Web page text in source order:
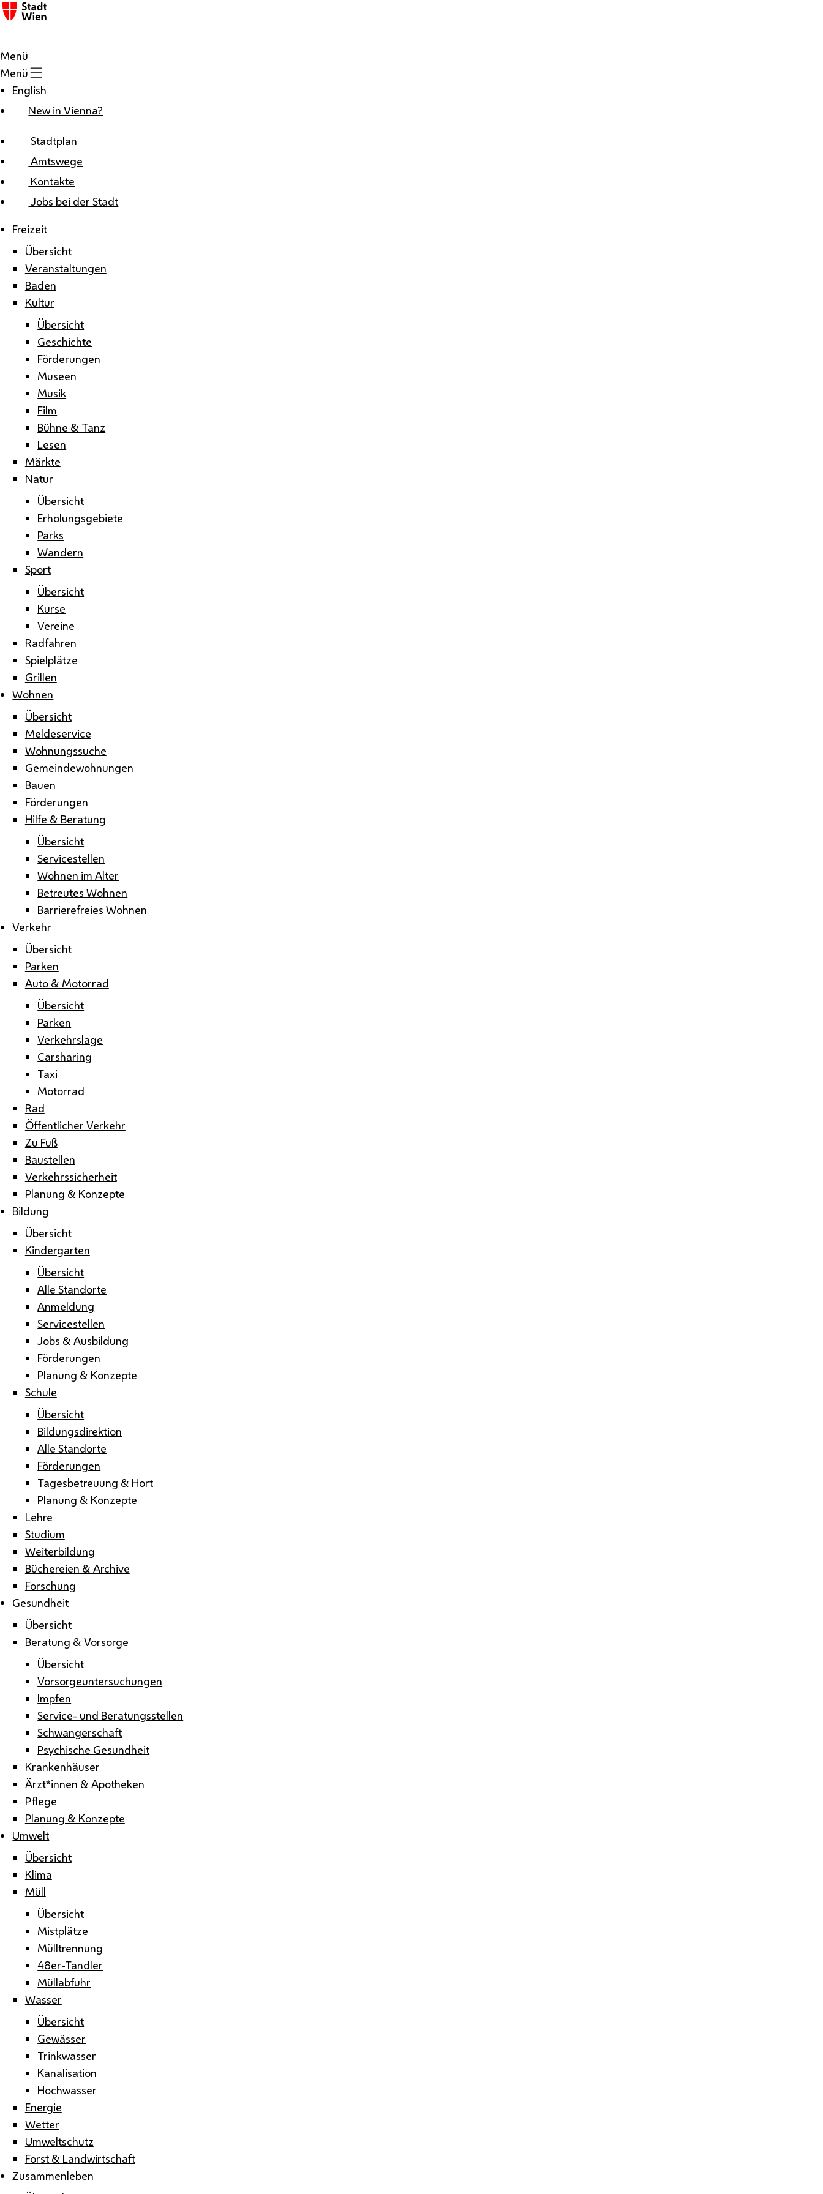
Zum Inhalt
Menü
Menü
English
New in Vienna?
Stadtplan
Amtswege
Kontakte
Jobs bei der Stadt
Freizeit
Übersicht
Veranstaltungen
Baden
Kultur
Übersicht
Geschichte
Förderungen
Museen
Musik
Film
Bühne & Tanz
Lesen
Märkte
Natur
Übersicht
Erholungsgebiete
Parks
Wandern
Sport
Übersicht
Kurse
Vereine
Radfahren
Spielplätze
Grillen
Wohnen
Übersicht
Meldeservice
Wohnungssuche
Gemeindewohnungen
Bauen
Förderungen
Hilfe & Beratung
Übersicht
Servicestellen
Wohnen im Alter
Betreutes Wohnen
Barrierefreies Wohnen
Verkehr
Übersicht
Parken
Auto & Motorrad
Übersicht
Parken
Verkehrslage
Carsharing
Taxi
Motorrad
Rad
Öffentlicher Verkehr
Zu Fuß
Baustellen
Verkehrssicherheit
Planung & Konzepte
Bildung
Übersicht
Kindergarten
Übersicht
Alle Standorte
Anmeldung
Servicestellen
Jobs & Ausbildung
Förderungen
Planung & Konzepte
Schule
Übersicht
Bildungsdirektion
Alle Standorte
Förderungen
Tagesbetreuung & Hort
Planung & Konzepte
Lehre
Studium
Weiterbildung
Büchereien & Archive
Forschung
Gesundheit
Übersicht
Beratung & Vorsorge
Übersicht
Vorsorgeuntersuchungen
Impfen
Service- und Beratungsstellen
Schwangerschaft
Psychische Gesundheit
Krankenhäuser
Ärzt*innen & Apotheken
Pflege
Planung & Konzepte
Umwelt
Übersicht
Klima
Müll
Übersicht
Mistplätze
Mülltrennung
48er-Tandler
Müllabfuhr
Wasser
Übersicht
Gewässer
Trinkwasser
Kanalisation
Hochwasser
Energie
Wetter
Umweltschutz
Forst & Landwirtschaft
Zusammenleben